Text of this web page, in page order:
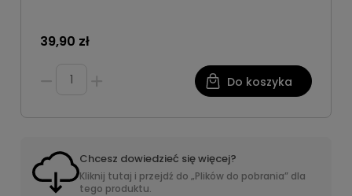
39,90 zł
Do koszyka
Chcesz dowiedzieć się więcej?
Kliknij tutaj i przejdź do „Plików do pobrania” dla
tego produktu.